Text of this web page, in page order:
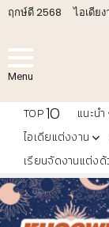
ฤกษ์ดี 2568 ไอเดีย
Menu
TOP10 แนะนำ
ไอเดียแต่งงาน
เรียนจัดงานแต่งด้
LATEST
STORIES